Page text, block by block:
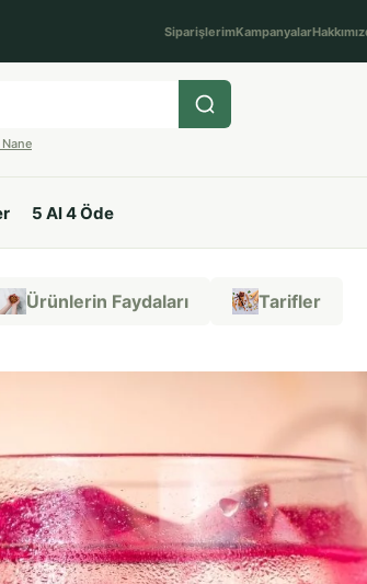
SiparişlerimKampanyalar
5 Al 4 Öde
Ürünlerin Faydaları Tarifler